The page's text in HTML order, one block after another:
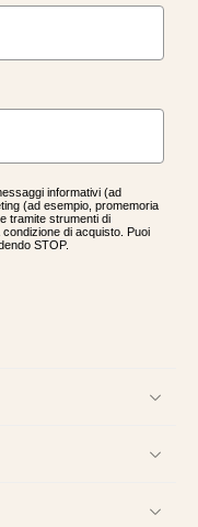
informativi (ad
(ad esempio, promemoria
tramite strumenti di
di acquisto. Puoi
STOP.